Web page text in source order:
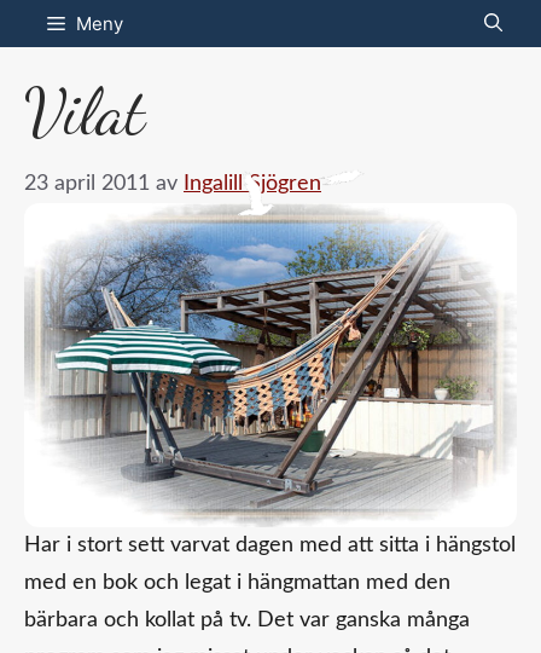
Hoppa
till
innehåll
Meny
Vilat
23 april 2011 av Ingalill Sjögren
Har i stort sett varvat dagen med att sitta i hängstol
med en bok och legat i hängmattan med den
bärbara och kollat på tv. Det var ganska många